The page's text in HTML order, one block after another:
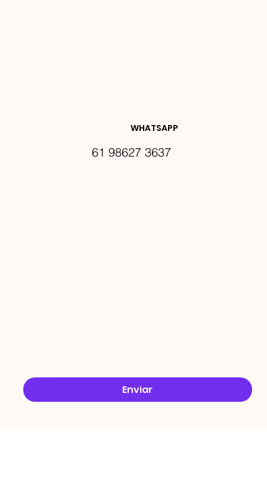
DES E
Enviar
WHATSAPP
61 98627 3637